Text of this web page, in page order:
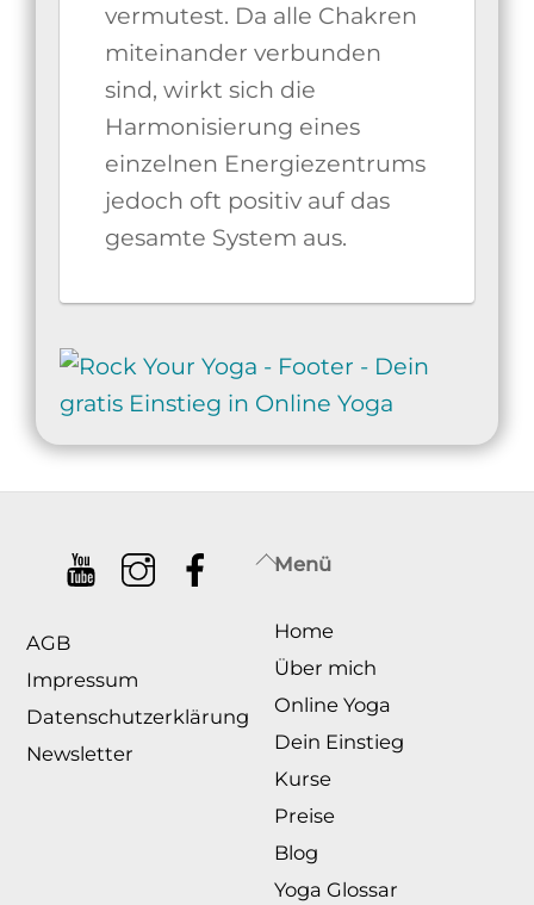
vermutest. Da alle Chakren
miteinander verbunden
sind, wirkt sich die
Harmonisierung eines
einzelnen Energiezentrums
jedoch oft positiv auf das
gesamte System aus.
Back
Top
AGB
Impressum
Datenschutzerklärung
Newsletter
Menü
Home
Über mich
Online Yoga
Dein Einstieg
Kurse
Preise
Blog
Yoga Glossar